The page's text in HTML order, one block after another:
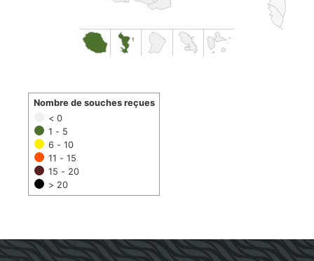
< 0
1 - 5
6 - 10
11 - 15
15 - 20
> 20
Nombre de souches reçues